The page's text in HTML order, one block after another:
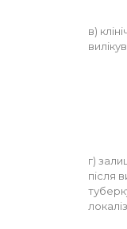
в)
г)
після